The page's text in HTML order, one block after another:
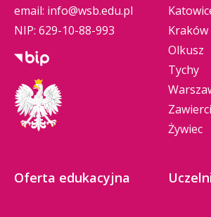
email: info@wsb.edu.pl
NIP: 629-10-88-993
Kraków
Olkusz
Tychy
Żywiec
Oferta edukacyjna